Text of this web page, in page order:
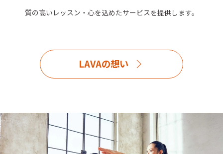
質の高いレッスン・心を込めたサービスを提供します。
LAVAの想い